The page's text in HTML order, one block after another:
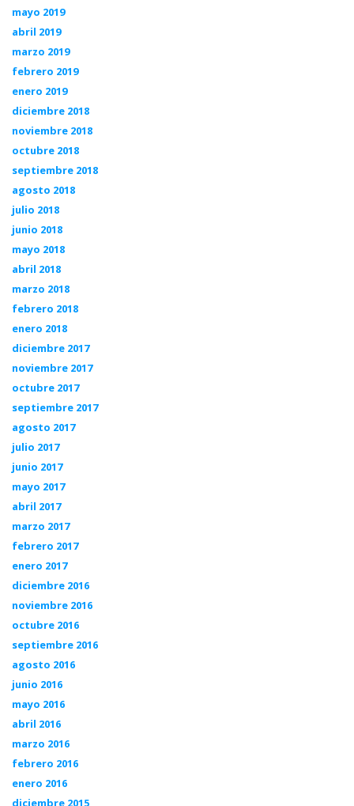
mayo 2019
abril 2019
marzo 2019
febrero 2019
enero 2019
diciembre 2018
noviembre 2018
octubre 2018
septiembre 2018
agosto 2018
julio 2018
junio 2018
mayo 2018
abril 2018
marzo 2018
febrero 2018
enero 2018
diciembre 2017
noviembre 2017
octubre 2017
septiembre 2017
agosto 2017
julio 2017
junio 2017
mayo 2017
abril 2017
marzo 2017
febrero 2017
enero 2017
diciembre 2016
noviembre 2016
octubre 2016
septiembre 2016
agosto 2016
junio 2016
mayo 2016
abril 2016
marzo 2016
febrero 2016
enero 2016
diciembre 2015